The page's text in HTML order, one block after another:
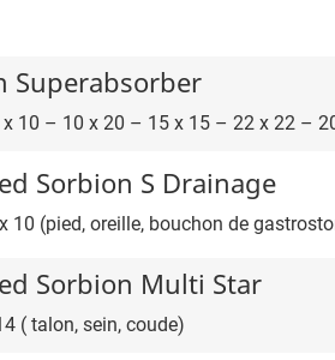
Superabsorber
10 – 10 x 20 – 15 x 15 – 22 x 22 –
Sorbion S Drainage
10 (pied, oreille, bouchon de
Sorbion Multi Star
( talon, sein, coude)